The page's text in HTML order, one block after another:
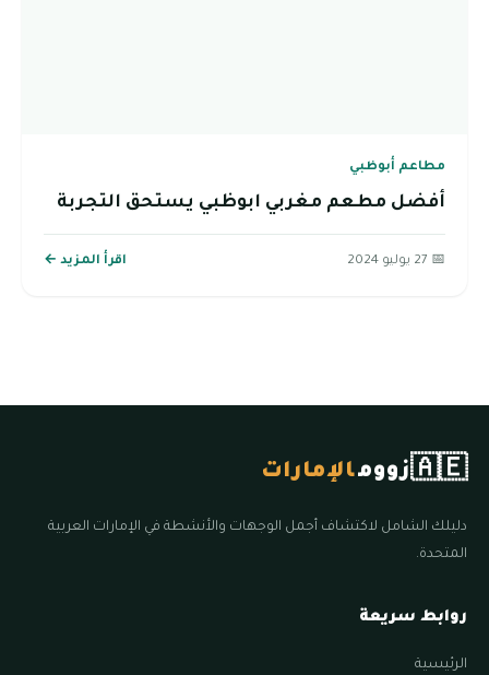
مطاعم أبوظبي
أفضل مطعم مغربي ابوظبي يستحق التجربة
📅 27 يوليو 2024 اقرأ المزيد ←
🇦🇪زوومالإمارات
دليلك الشامل لاكتشاف أجمل الوجهات والأنشطة في الإمارات العربية
المتحدة.
روابط سريعة
الرئيسية